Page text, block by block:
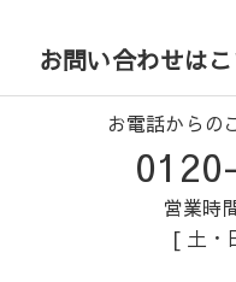
お問い合わせは
お電話からの
営業時
[ 土・